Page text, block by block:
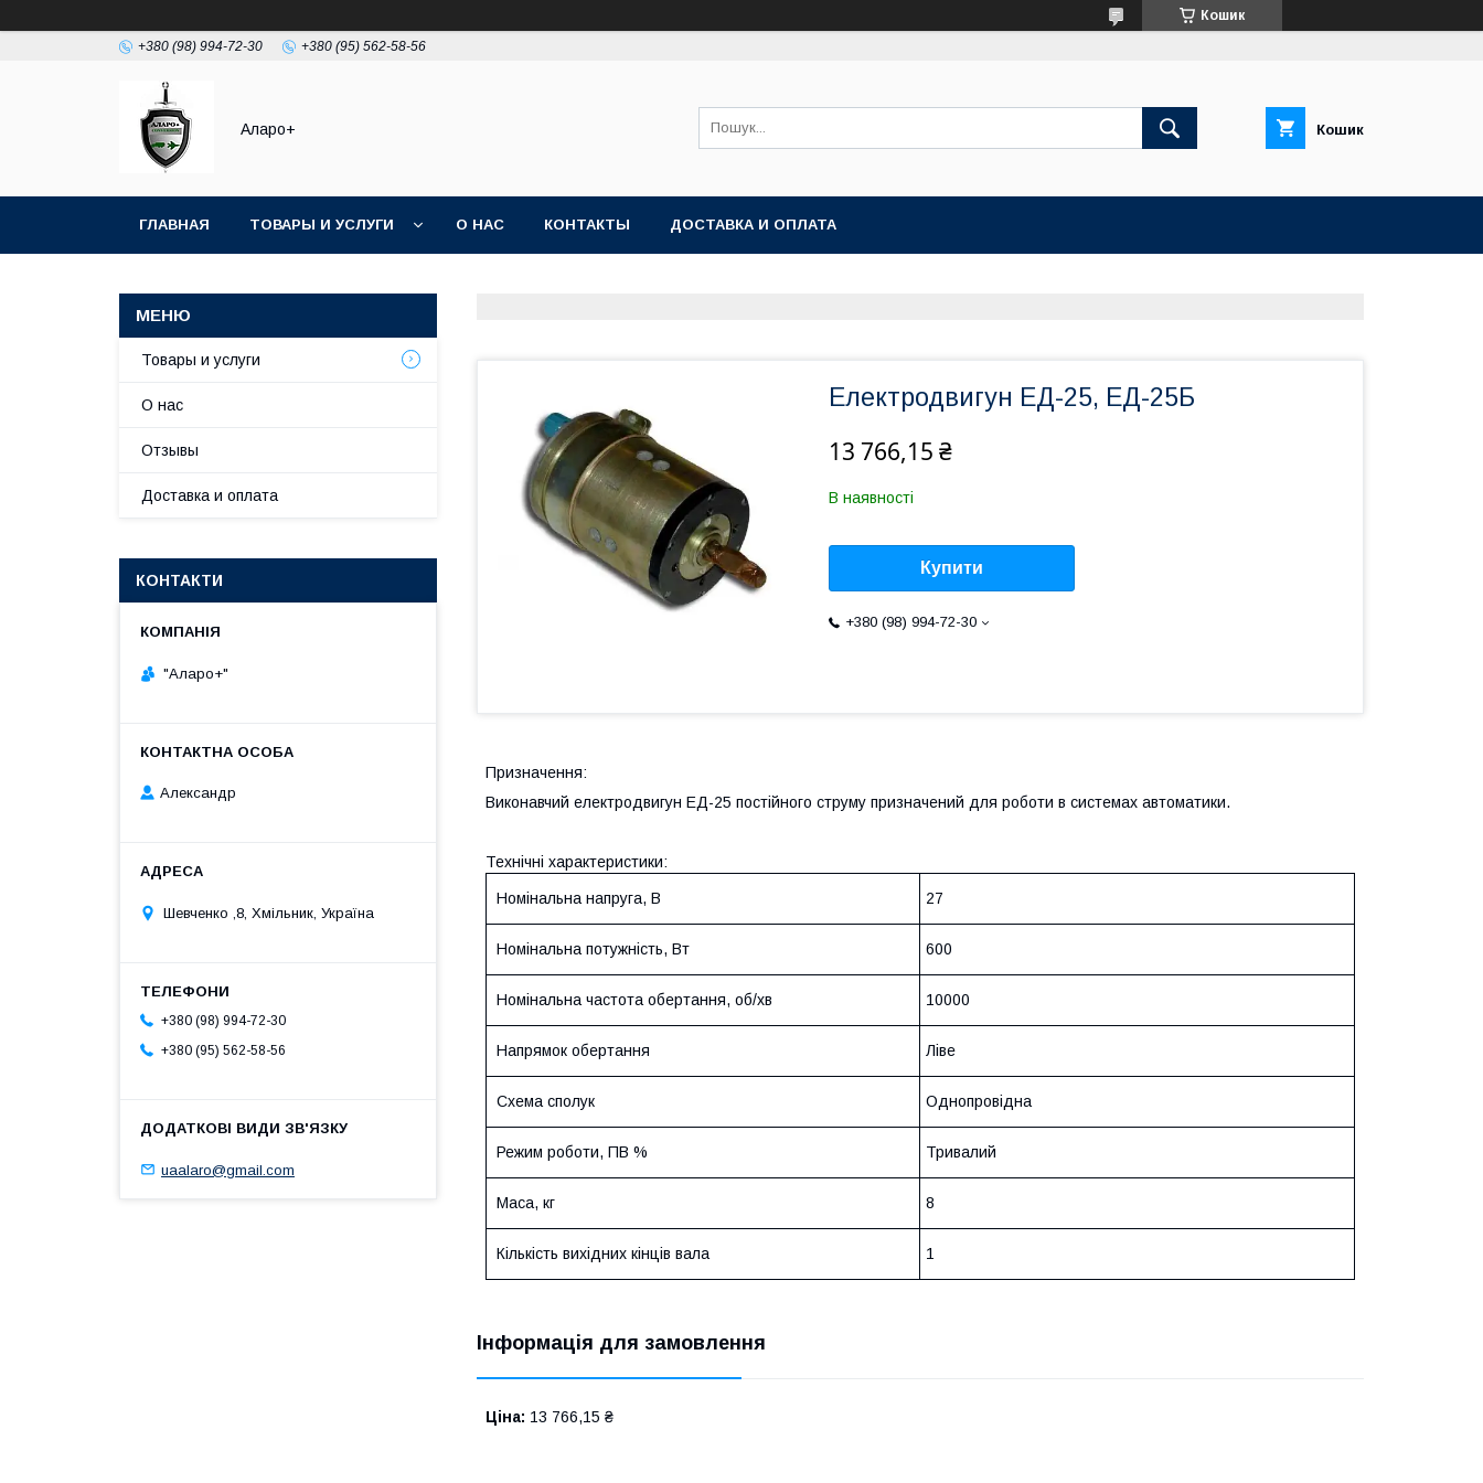
Кошик
+380 (98) 994-72-30 +380 (95) 562-58-56
Аларо+ Кошик
ГЛАВНАЯ ТОВАРЫ И УСЛУГИ О НАС КОНТАКТЫ ДОСТАВКА И ОПЛАТА
Електродвигун ЕД-25, ЕД-25Б
13 766,15 ₴
В наявності
Купити
+380 (98) 994-72-30
Призначення:
Виконавчий електродвигун ЕД-25 постійного струму призначений для роботи в системах автоматики.
Технічні характеристики:
Номінальна напруга, В 27
Номінальна потужність, Вт 600
Номінальна частота обертання, об/хв 10000
Напрямок обертання Ліве
Схема сполук Однопровідна
Режим роботи, ПВ % Тривалий
Маса, кг 8
Кількість вихідних кінців вала 1
Інформація для замовлення
Ціна: 13 766,15 ₴
Товары и услуги
О нас
Отзывы
Доставка и оплата
КОНТАКТИ
"Аларо+"
Александр
Шевченко ,8, Хмільник, Україна
+380 (98) 994-72-30
+380 (95) 562-58-56
uaalaro@gmail.com